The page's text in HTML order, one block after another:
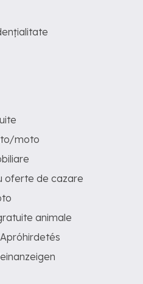
moto
oferte de cazare
animale